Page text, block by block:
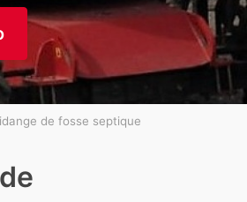
de fosse septique